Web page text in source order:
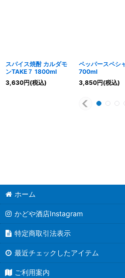
スパイス焼酎 カルダモ
ンTAKE７ 1800ml
3,630円(税込)
ペッパースペシ
700ml
3,850円(税込)
ホーム
かどや酒店Instagram
特定商取引法表示
最近チェックしたアイテム
ご利用案内